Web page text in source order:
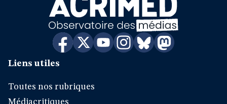
Liens utiles
Toutes nos rubriques
Médiacritiques